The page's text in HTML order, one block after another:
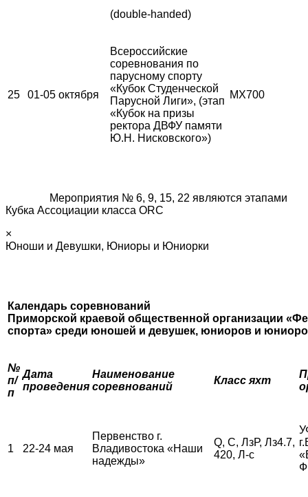
(double-handed)
25 01-05 октября
Всероссийские
соревнования по
парусному спорту
«Кубок Студенческой
Парусной Лиги», (этап
«Кубок на призы
ректора ДВФУ памяти
Ю.Н. Нисковского»)
MX700
Мероприятия № 6, 9, 15, 22 являются этапами
Кубка Ассоциации класса ORC
×
Юноши и Девушки, Юниоры и Юниорки
Календарь соревнований
Приморской краевой общественной организации
спорта» среди юношей и девушек, юниоров и
№
п/
п
Дата
проведения
Наименование
соревнований
Класс яхт
1 22-24 мая
Первенство г.
Владивостока «Наши
надежды»
Q, С, ЛзР, Лз4.7,
420, Л-с